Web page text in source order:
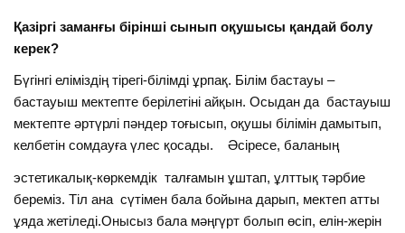
Қазіргі заманғы бірінші сынып оқушысы қандай болу
керек?
Бүгінгі еліміздің тірегі-білімді ұрпақ. Білім бастауы –
бастауыш мектепте берілетіні айқын. Осыдан да бастауыш
мектепте әртүрлі пәндер тоғысып, оқушы білімін дамытып,
келбетін сомдауға үлес қосады. Әсіресе, баланың
эстетикалық-көркемдік талғамын ұштап, ұлттық тәрбие
береміз. Тіл ана сүтімен бала бойына дарып, мектеп атты
ұяда жетіледі.Онысыз бала мәңгүрт болып өсіп, елін-жерін